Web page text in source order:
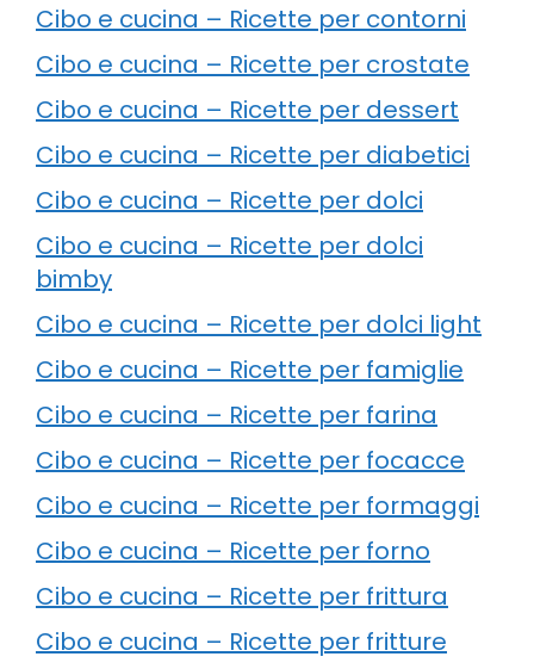
Cibo e cucina – Ricette per contorni
Cibo e cucina – Ricette per crostate
Cibo e cucina – Ricette per dessert
Cibo e cucina – Ricette per diabetici
Cibo e cucina – Ricette per dolci
Cibo e cucina – Ricette per dolci
bimby
Cibo e cucina – Ricette per dolci light
Cibo e cucina – Ricette per famiglie
Cibo e cucina – Ricette per farina
Cibo e cucina – Ricette per focacce
Cibo e cucina – Ricette per formaggi
Cibo e cucina – Ricette per forno
Cibo e cucina – Ricette per frittura
Cibo e cucina – Ricette per fritture